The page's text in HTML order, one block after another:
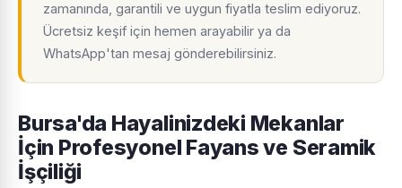
zamanında, garantili ve uygun fiyatla teslim ediyoruz.
Ücretsiz keşif için hemen arayabilir ya da
WhatsApp'tan mesaj gönderebilirsiniz.
Bursa'da Hayalinizdeki Mekanlar
İçin Profesyonel Fayans ve Seramik
İşçiliği